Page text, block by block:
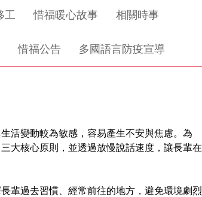
工 惜福暖心故事 相關時事
惜福公告 多國語言防疫宣導
活變動較為敏感，容易產生不安與焦慮。為
大核心原則，並透過放慢說話速度，讓長輩在
輩過去習慣、經常前往的地方，避免環境劇烈